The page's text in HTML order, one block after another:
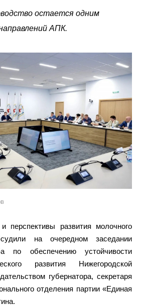
остается одним
АПК.
перспективы развития молочного
на очередном заседании
по обеспечению устойчивости
развития Нижегородской
губернатора, секретаря
отделения партии «Единая